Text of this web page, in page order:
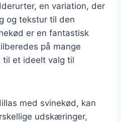
en variation, der
og tekstur til den
er en fantastisk
på mange
til et ideelt valg til
med svinekød, kan
udskæringer,